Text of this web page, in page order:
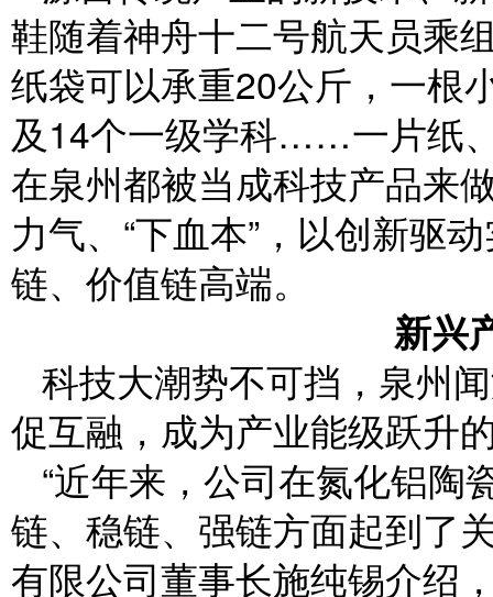
鞋随着神舟十二号航天员乘
纸袋可以承重20公斤，一根
及14个一级学科……一片纸
在泉州都被当成科技产品来
力气、“下血本”，以创新驱
链、价值链高端。
新兴
科技大潮势不可挡，泉州
促互融，成为产业能级跃升
“近年来，公司在氮化铝陶
链、稳链、强链方面起到了
有限公司董事长施纯锡介绍